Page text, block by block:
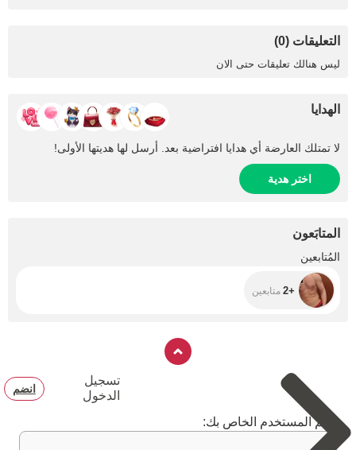
التعليقات (0)
ليس هنالك تعليقات حتى الان
الهدايا
لا تمتلك العارضة أي هدايا افتراضية بعد. أرسل لها هديتها الأولى!
اختر هدية
المتابَعون
المُتابعين
+2 متابعين
تسجيل
الدخول
انضم
اسم المستخدم الخاص بك: